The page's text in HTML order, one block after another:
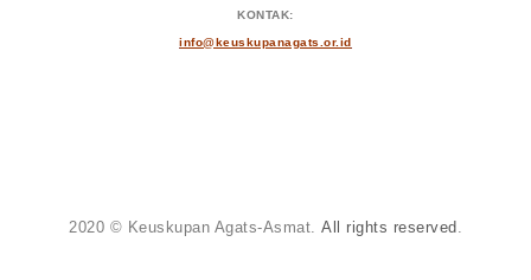
KONTAK:
info@keuskupanagats.or.id
2020 © Keuskupan Agats-Asmat. All rights reserved